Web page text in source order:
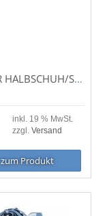
SUPERFIT KINDER HALBSCHUH/SNEAKER/BARFUSSSCHUHE TRACE LILA (VIOLETT) 1-006030-8500
inkl. 19 % MwSt.
zzgl. Versand
zum Produkt